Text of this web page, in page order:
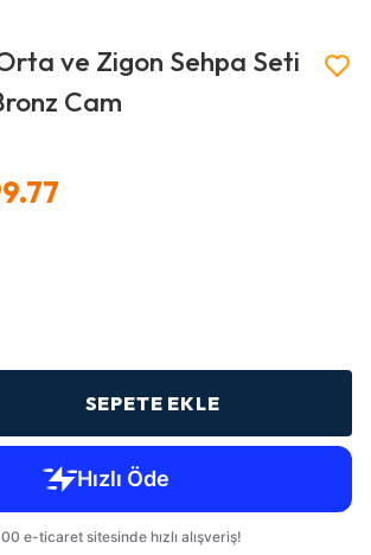
ve Zigon Sehpa Seti
Cam
SEPETE EKLE